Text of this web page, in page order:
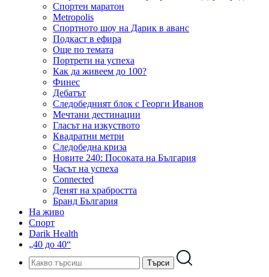
Спортен маратон
Metropolis
Спортното шоу на Дарик в аванс
Подкаст в ефира
Още по темата
Портрети на успеха
Как да живеем до 100?
Финес
Дебатът
Следобедният блок с Георги Иванов
Мечтани дестинации
Гласът на изкуството
Квадратни метри
Следобедна криза
Новите 240: Посоката на България
Часът на успеха
Connected
Денят на храбростта
Бранд България
На живо
Спорт
Darik Health
„40 до 40“